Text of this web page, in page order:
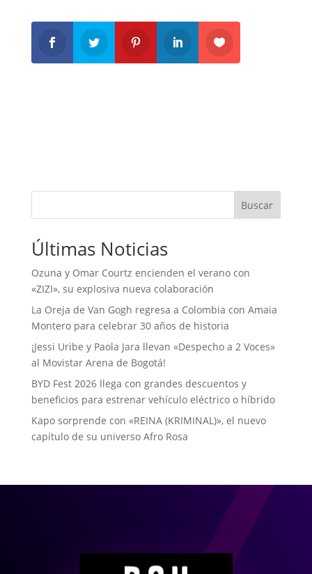
Buscar
Últimas Noticias
Ozuna y Omar Courtz encienden el verano con
«ZIZI», su explosiva nueva colaboración
La Oreja de Van Gogh regresa a Colombia con Amaia
Montero para celebrar 30 años de historia
¡Jessi Uribe y Paola Jara llevan «Despecho a 2 Voces»
al Movistar Arena de Bogotá!
BYD Fest 2026 llega con grandes descuentos y
beneficios para estrenar vehículo eléctrico o híbrido
Kapo sorprende con «REINA (KRIMINAL)», el nuevo
capítulo de su universo Afro Rosa